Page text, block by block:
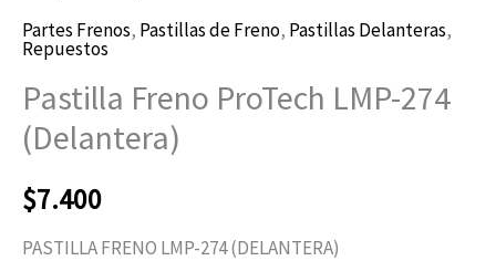
Partes Frenos, Pastillas de Freno, Pastillas Delanteras,
Repuestos
Pastilla Freno ProTech LMP-274
(Delantera)
$7.400
PASTILLA FRENO LMP-274 (DELANTERA)